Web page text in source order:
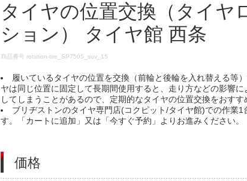
タイヤの位置交換（タイヤ
ション） タイヤ館 西条
DETAILS
商品番号 rotation-tire_SP7505_suv_15
履いているタイヤの位置を交換（前輪と後輪を入れ替える等
ヤは同じ位置に固定して長期間使用すると、走り方などの影響
してしまうことがあるので、定期的なタイヤの位置交換をおすす
ブリヂストンのタイヤ専門店(コクピット/タイヤ館)での作業1
す。「カートに追加」又は「今すぐ予約」よりお進みください。
価格